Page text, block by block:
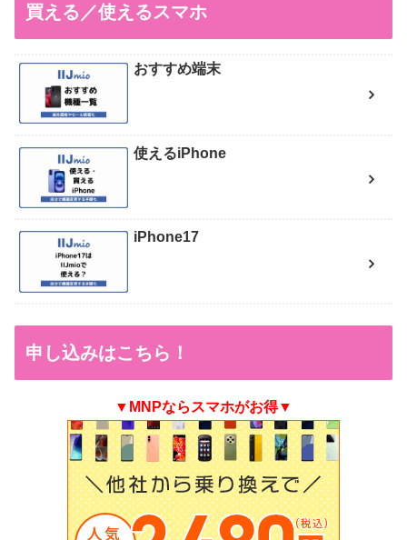
買える／使えるスマホ
おすすめ端末
使えるiPhone
iPhone17
申し込みはこちら！
▼MNPならスマホがお得▼